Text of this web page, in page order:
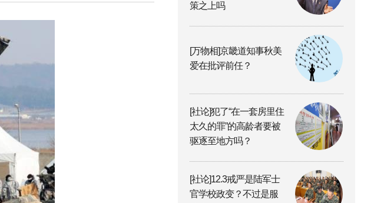
策之上吗
[万物相]京畿道知事秋美
爱在批评前任？
[社论]犯了“在一套房里住
太久的罪”的高龄者要被
驱逐至地方吗？
[社论]12.3戒严是陆军士
官学校政变？不过是服